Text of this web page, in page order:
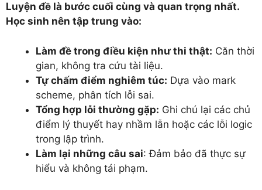
Luyện đề là bước cuối cùng và quan trọng nhất.
Học sinh nên tập trung vào:
Làm đề trong điều kiện như thi thật: Căn thời
gian, không tra cứu tài liệu.
Tự chấm điểm nghiêm túc: Dựa vào mark
scheme, phân tích lỗi sai.
Tổng hợp lỗi thường gặp: Ghi chú lại các chủ
điểm lý thuyết hay nhầm lẫn hoặc các lỗi logic
trong lập trình.
Làm lại những câu sai: Đảm bảo đã thực sự
hiểu và không tái phạm.